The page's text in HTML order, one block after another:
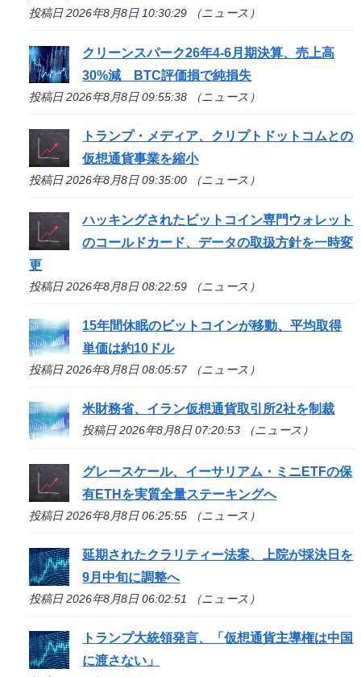
投稿日 2026年8月8日 10:30:29 （ニュース）
クリーンスパーク26年4-6月期決算、売上高
30%減 BTC評価損で純損失
投稿日 2026年8月8日 09:55:38 （ニュース）
トランプ・メディア、クリプトドットコムとの
仮想通貨事業を縮小
投稿日 2026年8月8日 09:35:00 （ニュース）
ハッキングされたビットコイン専門ウォレット
のコールドカード、データの取扱方針を一時変
更
投稿日 2026年8月8日 08:22:59 （ニュース）
15年間休眠のビットコインが移動、平均取得
単価は約10ドル
投稿日 2026年8月8日 08:05:57 （ニュース）
米財務省、イラン仮想通貨取引所2社を制裁
投稿日 2026年8月8日 07:20:53 （ニュース）
グレースケール、イーサリアム・ミニETFの保
有ETHを実質全量ステーキングへ
投稿日 2026年8月8日 06:25:55 （ニュース）
延期されたクラリティー法案、上院が採決日を
9月中旬に調整へ
投稿日 2026年8月8日 06:02:51 （ニュース）
トランプ大統領発言、「仮想通貨主導権は中国
に渡さない」